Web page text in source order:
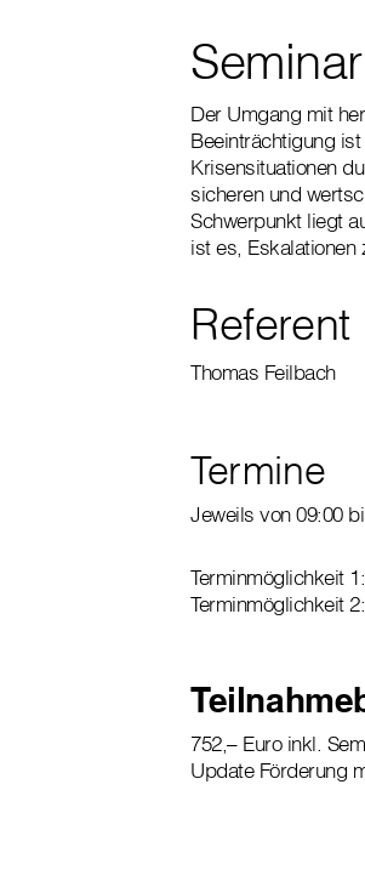
Der Umgang mit
Beeinträchtigung
Krisensituationen
sicheren und
Schwerpunkt liegt
ist es, Eskalationen
Referent
Thomas Feilbach
Termine
Jeweils von 09:00
Terminmöglichkeit
Terminmöglichkeit
752,– Euro inkl.
Update Förderung